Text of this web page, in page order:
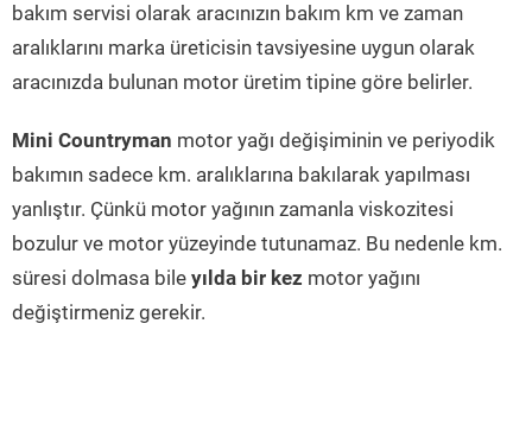
bakım servisi olarak aracınızın bakım km ve zaman
aralıklarını marka üreticisin tavsiyesine uygun olarak
aracınızda bulunan motor üretim tipine göre belirler.
Mini Countryman motor yağı değişiminin ve periyodik
bakımın sadece km. aralıklarına bakılarak yapılması
yanlıştır. Çünkü motor yağının zamanla viskozitesi
bozulur ve motor yüzeyinde tutunamaz. Bu nedenle km.
süresi dolmasa bile yılda bir kez motor yağını
değiştirmeniz gerekir.